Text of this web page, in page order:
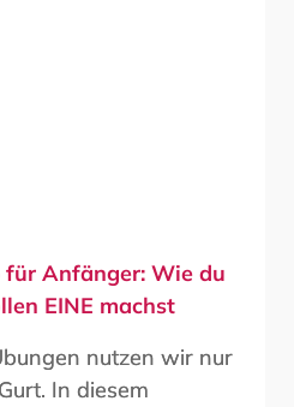
Anfänger: Wie du
EINE machst
nutzen wir nur
In diesem